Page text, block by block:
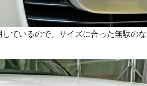
ているので、サイズに合った無駄の